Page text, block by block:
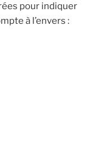
pour indiquer
à l’envers :